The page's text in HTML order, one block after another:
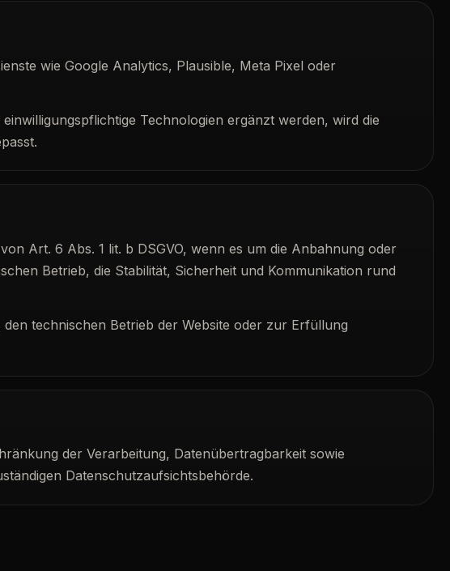
wie Google Analytics, Plausible, Meta Pixel oder
Technologien ergänzt werden, wird die
Art. 6 Abs. 1 lit. b DSGVO, wenn es um die Anbahnung oder
Betrieb, die Stabilität, Sicherheit und Kommunikation rund
technischen Betrieb der Website oder zur Erfüllung
der Verarbeitung, Datenübertragbarkeit sowie
Datenschutzaufsichtsbehörde.